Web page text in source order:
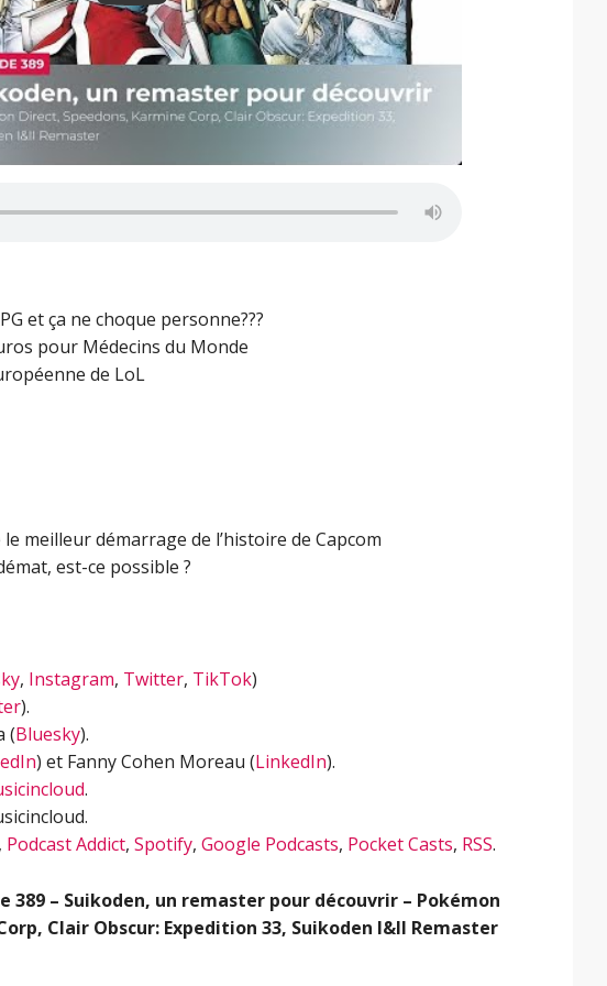
et ça ne choque personne???
pour Médecins du Monde
de LoL
meilleur démarrage de l’histoire de Capcom
est-ce possible ?
, Instagram, Twitter, TikTok)
).
(Bluesky).
) et Fanny Cohen Moreau (LinkedIn).
.
, Podcast Addict, Spotify, Google Podcasts, Pocket Casts, RSS.
389 – Suikoden, un remaster pour découvrir – Pokémon
Clair Obscur: Expedition 33, Suikoden I&II Remaster